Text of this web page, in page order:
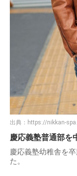
出典： https://nikkan-
慶応義塾普通部を
慶応義塾幼稚舎を
た。